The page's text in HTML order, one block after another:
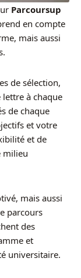
Parcoursup
en compte
mais aussi
de sélection,
lettre à chaque
de chaque
et votre
et de
milieu
mais aussi
parcours
des
et
universitaire.